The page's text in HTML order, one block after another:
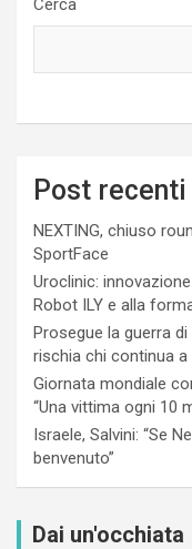
Cerca
Post recenti
NEXTING, chiuso
SportFace
Uroclinic:
Robot ILY e alla
Prosegue la guerra
rischia chi continua a
Giornata mondiale
“Una vittima ogni 10
Israele, Salvini: “Se
benvenuto”
Dai un'occhiata